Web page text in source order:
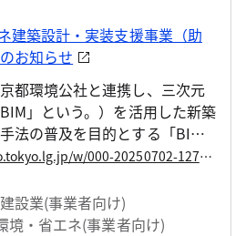
建築設計・実装支援事業（助
お知らせ
都環境公社と連携し、三次元
」という。）を活用した新築
法の普及を目的とする「BIM
設計・実装支援事業」を実施
度から、都内の新築建築物（戸
設計業務において、設計の初
を用いて環境性能を解析しな
https://www.my.metro.tokyo.lg.jp/w/000-20250702-127433198
建設業(事業者向け)
境・省エネ(事業者向け)